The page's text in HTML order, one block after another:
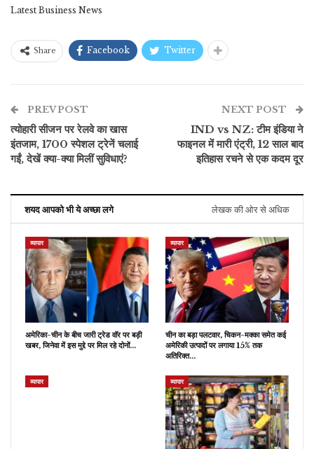
Latest Business News
Share Facebook Twitter
PREV POST
त्योहारी सीजन पर रेलवे का खास
इंतजाम, 1700 स्पेशल ट्रेनें चलाई
गईं, देखें क्या-क्या मिलीं सुविधाएं?
NEXT POST
IND vs NZ: टीम इंडिया ने
फाइनल में मारी एंट्री, 12 साल बाद
इतिहास रचने से एक कदम दूर
शयद आपको भी ये अच्छा लगे लेखक की ओर से अधिक
व्यापार
अमेरिका-चीन के बीच जारी ट्रेड वॉर पर बड़ी
खबर, जिनेवा में इस मुद्दे पर मिल रहे दोनों…
व्यापार
चीन का बड़ा पलटवार, चिकन-मक्का समेत कई
अमेरिकी उत्पादों पर लगाया 15% तक
अतिरिक्त…
व्यापार व्यापार